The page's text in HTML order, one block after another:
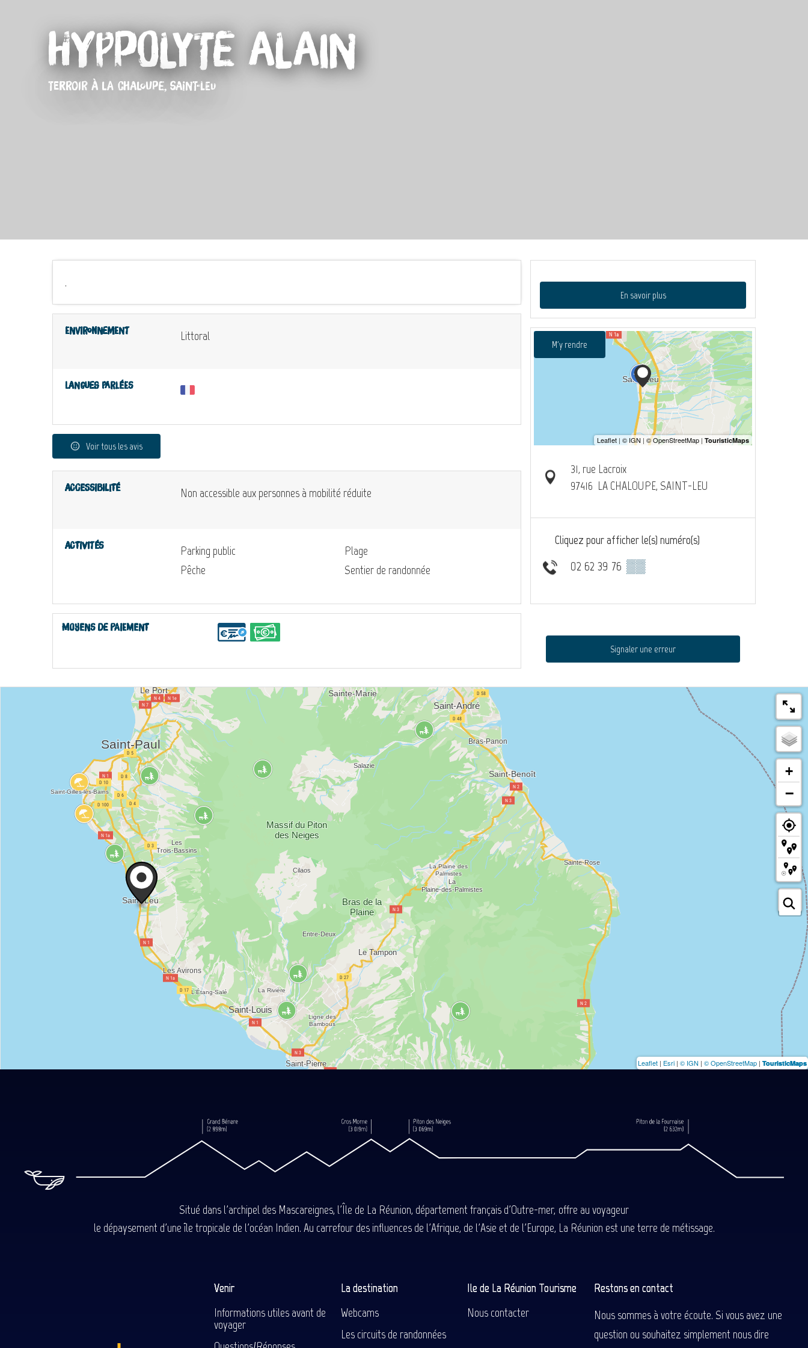
Hyppolyte Alain
TERROIR À LA CHALOUPE, SAINT-LEU
.
Environnement Littoral
Langues parlées
Voir tous les avis
Accessibilité Non accessible aux personnes à mobilité réduite
Activités
Parking public
Pêche
Plage
Sentier de randonnée
Moyens de paiement
En savoir plus
M'y rendre
31, rue Lacroix
97416 LA CHALOUPE, SAINT-LEU
Cliquez pour afficher le(s) numéro(s)
02 62 39 76 ▒▒
Signaler une erreur
+
−
Leaflet | Esri | © IGN | © OpenStreetMap | TouristicMaps
Situé dans l'archipel des Mascareignes, l'Île de La Réunion, département français d'Outre-mer, offre au voyageur
le dépaysement d'une île tropicale de l'océan Indien. Au carrefour des influences de l'Afrique, de l'Asie et de l'Europe, La Réunion est une terre de métissage.
Venir
Informations utiles avant de
voyager
La destination
Webcams
Les circuits de randonnées
Ile de La Réunion Tourisme
Nous contacter
Restons en contact
Nous sommes à votre écoute. Si vous avez une
question ou souhaitez simplement nous dire